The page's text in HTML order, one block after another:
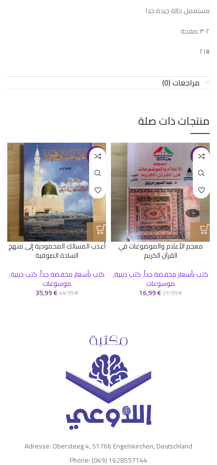
مستعمل حالة جيدة جدا
٣٠٢ صفحة
#٢١
مراجعات (0)
منتجات ذات صلة
-23%
معجم الأعلام والموضوعات في
القرآن الكريم
كتب بأسعار مخفضة جداً,كتب دينية,
موسوعات
21,99€
16,99€
-20%
أعذب المسالك المحمودية إلى منهج
السادة الصوفية
كتب بأسعار مخفضة جداً,كتب دينية,
موسوعات
44,99€
35,99€
Adresse: Obersteeg 4, 51766 Engelskirchen, Deutschland
Phone: (049) 1628557144